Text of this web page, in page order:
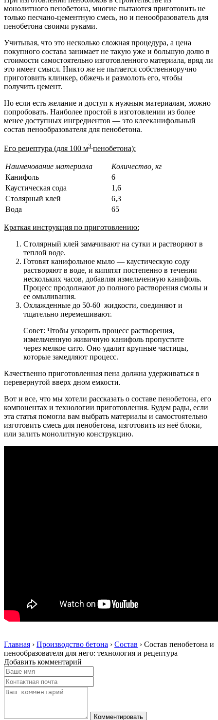
монолитного пенобетона, многие пытаются приготовить не
только песчано-цементную смесь, но и пенообразователь для
пенобетона своими руками.
Учитывая, что это несколько сложная процедура, а цена
покупного состава занимает не такую уже и большую долю в
стоимости самостоятельно изготовленного материала, вряд ли
это имеет смысл. Никто же не пытается собственноручно
приготовить клинкер, обжечь и размолоть его, чтобы
получить цемент.
Но если есть желание и доступ к нужным материалам, можно
попробовать. Наиболее простой в изготовлении из более
менее доступных ингредиентов — это клееканифольный
состав пенообразователя для пенобетона.
Его рецептура (для 100 м3 пенобетона):
Наименование материала
Количество, кг
Канифоль
6
Каустическая сода
1,6
Столярный клей
6,3
Вода
65
Краткая инструкция по приготовлению:
Столярный клей замачивают на сутки и растворяют в
теплой воде.
Готовят канифольное мыло — каустическую соду
растворяют в воде, и кипятят постепенно в течении
нескольких часов, добавляя измельченную канифоль.
Процесс продолжают до полного растворения смолы и
ее омыливания.
Охлажденные до 50-60 жидкости, соединяют и
тщательно перемешивают.
Совет: Чтобы ускорить процесс растворения,
измельченную живичную канифоль пропустите
через мелкое сито. Оно удалит крупные частицы,
которые замедляют процесс.
Качественно приготовленная пена должна удерживаться в
перевернутой вверх дном емкости.
Вот и все, что мы хотели рассказать о составе пенобетона, его
компонентах и технологии приготовления. Будем рады, если
эта статья помогла вам выбрать материалы и самостоятельно
изготовить смесь для пенобетона, изготовить из неё блоки,
или залить монолитную конструкцию.
Главная › Производство бетона › Состав › Состав пенобетона и
пенообразователя для него: технология и рецептура
Добавить комментарий